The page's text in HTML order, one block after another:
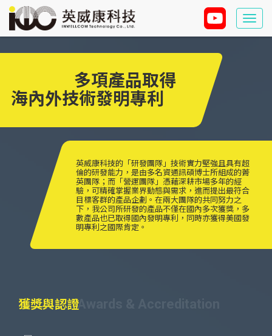
多項產品取得
海內外技術發明專利
英威康科技的「研發團隊」技術實力堅強且具有超
倫的研發能力，是由多名資通訊碩博士所組成的菁
英團隊；而「營運團隊」憑藉深耕市場多年的經
驗，可精確掌握業界動態與需求，進而提出最符合
目標客群的產品企劃。在兩大團隊的共同努力之
下，我公司所研發的產品不僅在國內多次獲獎，多
數產品也已取得國內發明專利，同時亦獲得美國發
明專利之國際肯定。
獲獎與認證Awards & Accreditation